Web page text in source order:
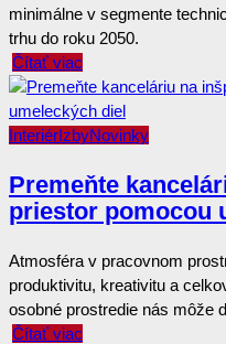
minimálne v segmente
trhu do roku 2050.
Čítať viac
InteriérIzbyNovinky
Premeňte
priestor pomocou
Atmosféra v pracovnom
produktivitu, kreativitu a
osobné prostredie nás môže
Čítať viac